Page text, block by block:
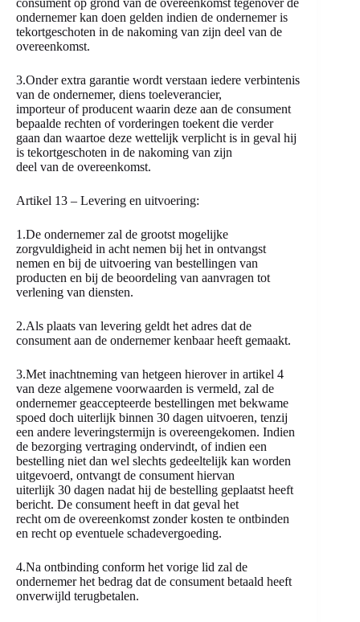
consument op grond van de overeenkomst tegenover de
ondernemer kan doen gelden indien de ondernemer is
tekortgeschoten in de nakoming van zijn deel van de
overeenkomst.
3.Onder extra garantie wordt verstaan iedere verbintenis
van de ondernemer, diens toeleverancier,
importeur of producent waarin deze aan de consument
bepaalde rechten of vorderingen toekent die verder
gaan dan waartoe deze wettelijk verplicht is in geval hij
is tekortgeschoten in de nakoming van zijn
deel van de overeenkomst.
Artikel 13 – Levering en uitvoering:
1.De ondernemer zal de grootst mogelijke
zorgvuldigheid in acht nemen bij het in ontvangst
nemen en bij de uitvoering van bestellingen van
producten en bij de beoordeling van aanvragen tot
verlening van diensten.
2.Als plaats van levering geldt het adres dat de
consument aan de ondernemer kenbaar heeft gemaakt.
3.Met inachtneming van hetgeen hierover in artikel 4
van deze algemene voorwaarden is vermeld, zal de
ondernemer geaccepteerde bestellingen met bekwame
spoed doch uiterlijk binnen 30 dagen uitvoeren, tenzij
een andere leveringstermijn is overeengekomen. Indien
de bezorging vertraging ondervindt, of indien een
bestelling niet dan wel slechts gedeeltelijk kan worden
uitgevoerd, ontvangt de consument hiervan
uiterlijk 30 dagen nadat hij de bestelling geplaatst heeft
bericht. De consument heeft in dat geval het
recht om de overeenkomst zonder kosten te ontbinden
en recht op eventuele schadevergoeding.
4.Na ontbinding conform het vorige lid zal de
ondernemer het bedrag dat de consument betaald heeft
onverwijld terugbetalen.